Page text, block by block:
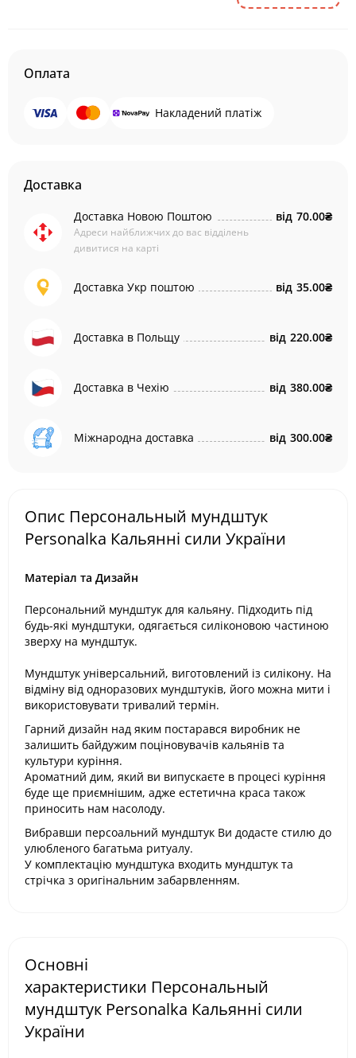
Оплата
Накладений платіж
Доставка
Доставка Новою Поштою
Адреси найближчих до вас відділень
дивитися на карті
від 70.00₴
Доставка Укр поштою від 35.00₴
Доставка в Польщу від 220.00₴
Доставка в Чехію від 380.00₴
Міжнародна доставка від 300.00₴
Опис Персональный мундштук
Personalka Кальянні сили України
Матеріал та Дизайн
Персональний мундштук для кальяну. Підходить під
будь-які мундштуки, одягається силіконовою частиною
зверху на мундштук.
Мундштук універсальний, виготовлений із силікону. На
відміну від одноразових мундштуків, його можна мити і
використовувати тривалий термін.
Гарний дизайн над яким постарався виробник не
залишить байдужим поціновувачів кальянів та
культури куріння.
Ароматний дим, який ви випускаєте в процесі куріння
буде ще приємнішим, адже естетична краса також
приносить нам насолоду.
Вибравши персоальний мундштук Ви додасте стилю до
улюбленого багатьма ритуалу.
У комплектацію мундштука входить мундштук та
стрічка з оригінальним забарвленням.
Основні
характеристики Персональный
мундштук Personalka Кальянні сили
України